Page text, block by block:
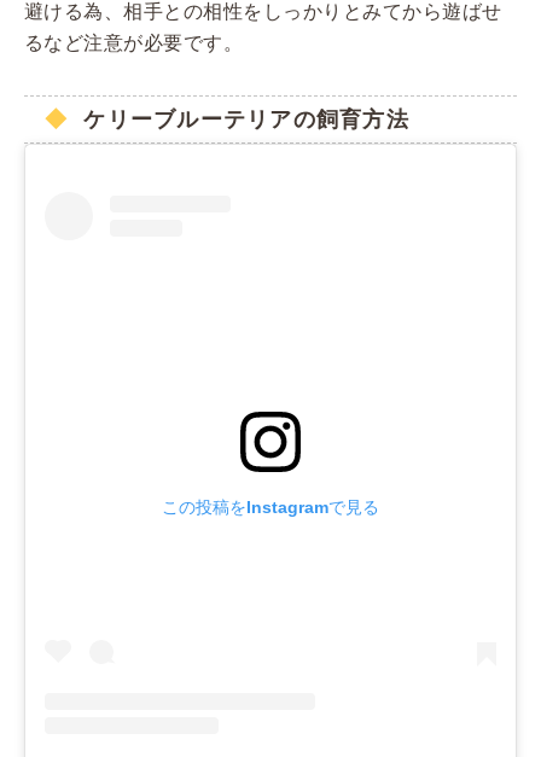
避ける為、相手との相性をしっかりとみてから遊ばせ
るなど注意が必要です。
ケリーブルーテリアの飼育方法
この投稿をInstagramで見る